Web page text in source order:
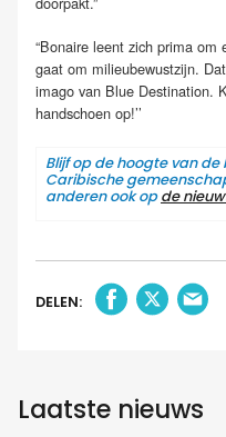
“Bonaire leent zich prima
gaat om milieubewustzijn.
imago van Blue Destination.
handschoen op!’’
Blijf op de hoogte van
Caribische
anderen ook opde
DELEN:
Laatste nieuws